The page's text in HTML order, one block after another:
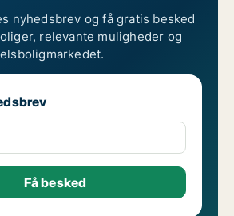
nyhedsbrev og få gratis besked
relevante muligheder og